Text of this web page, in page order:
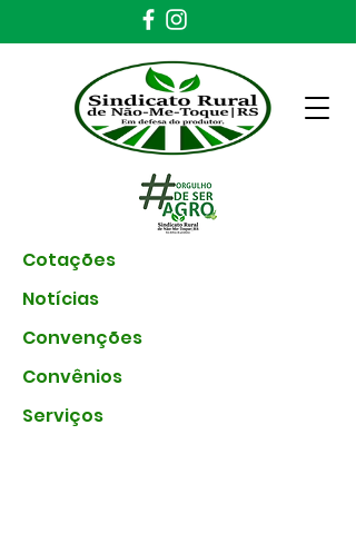
Cotações
Notícias
Convenções
Convênios
Serviços